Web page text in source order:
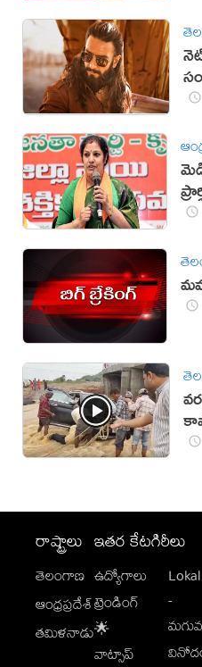
రాష్ట్రాలు
తెలంగాణ
ఆంధ్రప్రదేశ్
తమిళనాడు
ఇతర కేటగిరీలు
ఉద్యోగాలు
ట్రెండింగ్
🌟
వాట్సాప్
Lokal
-
మగువ